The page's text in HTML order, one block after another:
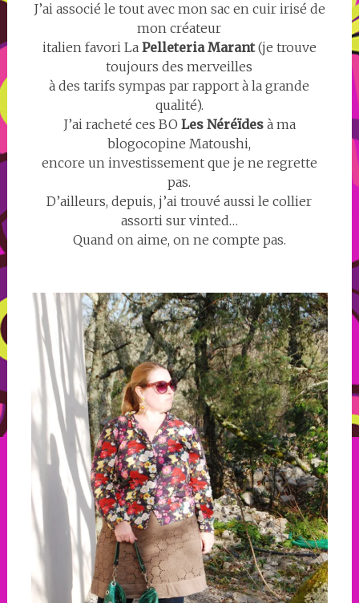
J’ai associé le tout avec mon sac en cuir irisé de
mon créateur
italien favori La Pelleteria Marant(je trouve
toujours des merveilles
à des tarifs sympas par rapport à la grande
qualité).
J’ai racheté ces BO Les Néréïdesà ma
blogocopine Matoushi,
encore un investissement que je ne regrette
pas.
D’ailleurs, depuis, j’ai trouvé aussi le collier
assorti sur vinted…
Quand on aime, on ne compte pas.